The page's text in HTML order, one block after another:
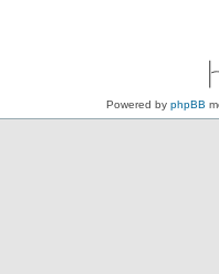
Powered by phpBB